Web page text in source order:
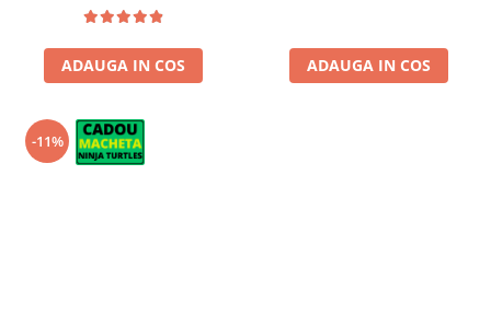
ADAUGA IN COS ADAUGA IN COS
-11%